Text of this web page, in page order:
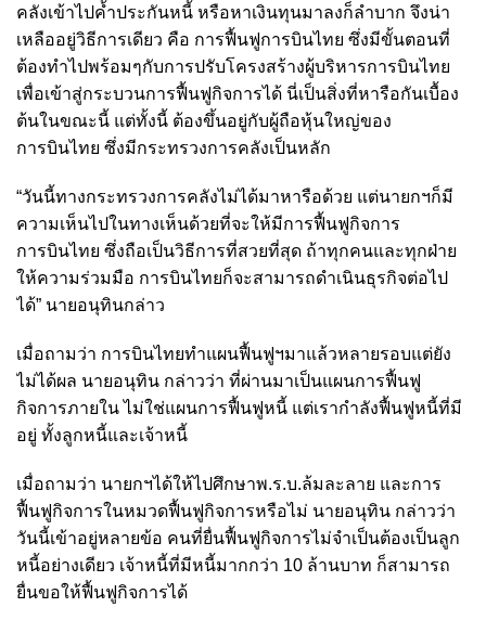
คลังเข้าไปค้ำประกันหนี้ หรือหาเงินทุนมาลงก็ลำบาก จึงน่า
เหลืออยู่วิธีการเดียว คือ การฟื้นฟูการบินไทย ซึ่งมีขั้นตอนที่
ต้องทำไปพร้อมๆกับการปรับโครงสร้างผู้บริหารการบินไทย
เพื่อเข้าสู่กระบวนการฟื้นฟูกิจการได้ นี่เป็นสิ่งที่หารือกันเบื้อง
ต้นในขณะนี้ แต่ทั้งนี้ ต้องขึ้นอยู่กับผู้ถือหุ้นใหญ่ของ
การบินไทย ซึ่งมีกระทรวงการคลังเป็นหลัก
“วันนี้ทางกระทรวงการคลังไม่ได้มาหารือด้วย แต่นายกฯก็มี
ความเห็นไปในทางเห็นด้วยที่จะให้มีการฟื้นฟูกิจการ
การบินไทย ซึ่งถือเป็นวิธีการที่สวยที่สุด ถ้าทุกคนและทุกฝ่าย
ให้ความร่วมมือ การบินไทยก็จะสามารถดำเนินธุรกิจต่อไป
ได้” นายอนุทินกล่าว
เมื่อถามว่า การบินไทยทำแผนฟื้นฟูฯมาแล้วหลายรอบแต่ยัง
ไม่ได้ผล นายอนุทิน กล่าวว่า ที่ผ่านมาเป็นแผนการฟื้นฟู
กิจการภายใน ไม่ใช่แผนการฟื้นฟูหนี้ แต่เรากำลังฟื้นฟูหนี้ที่มี
อยู่ ทั้งลูกหนี้และเจ้าหนี้
เมื่อถามว่า นายกฯได้ให้ไปศึกษาพ.ร.บ.ล้มละลาย และการ
ฟื้นฟูกิจการในหมวดฟื้นฟูกิจการหรือไม่ นายอนุทิน กล่าวว่า
วันนี้เข้าอยู่หลายข้อ คนที่ยื่นฟื้นฟูกิจการไม่จำเป็นต้องเป็นลูก
หนี้อย่างเดียว เจ้าหนี้ที่มีหนี้มากกว่า 10 ล้านบาท ก็สามารถ
ยื่นขอให้ฟื้นฟูกิจการได้